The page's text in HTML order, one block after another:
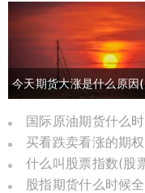
回撤)
今天期货大涨是什么原因
期货大涨是什么原因)
什么叫股票指数(股